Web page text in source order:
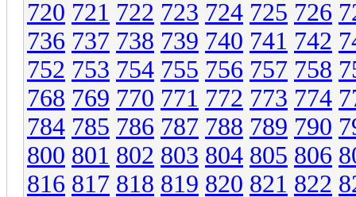
720 721 722 723 724 725 726
736 737 738 739 740 741 742
752 753 754 755 756 757 758
768 769 770 771 772 773 774
784 785 786 787 788 789 790
800 801 802 803 804 805 806
816 817 818 819 820 821 822